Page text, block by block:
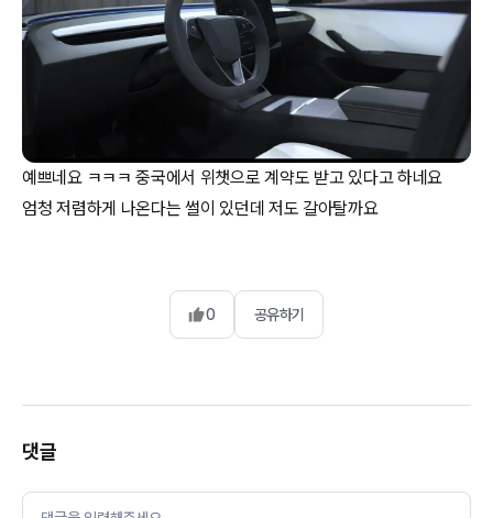
예쁘네요 ㅋㅋㅋ 중국에서 위챗으로 계약도 받고 있다고 하네요
엄청 저렴하게 나온다는 썰이 있던데 저도 갈아탈까요
0 공유하기
댓글